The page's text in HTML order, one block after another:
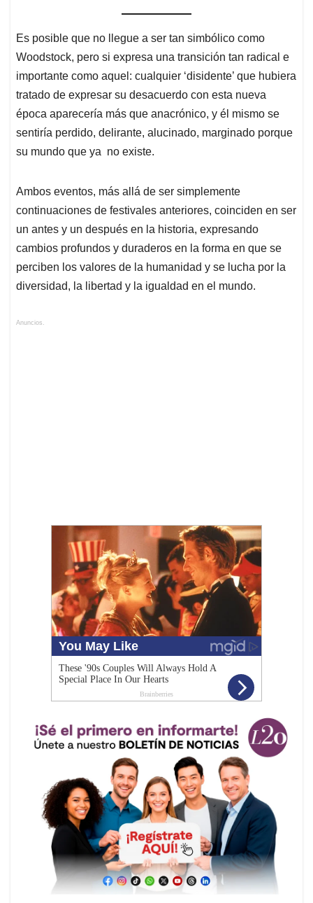
Es posible que no llegue a ser tan simbólico como
Woodstock, pero si expresa una transición tan radical e
importante como aquel: cualquier ‘disidente’ que hubiera
tratado de expresar su desacuerdo con esta nueva
época aparecería más que anacrónico, y él mismo se
sentiría perdido, delirante, alucinado, marginado porque
su mundo que ya no existe.
Ambos eventos, más allá de ser simplemente
continuaciones de festivales anteriores, coinciden en ser
un antes y un después en la historia, expresando
cambios profundos y duraderos en la forma en que se
perciben los valores de la humanidad y se lucha por la
diversidad, la libertad y la igualdad en el mundo.
Anuncios.